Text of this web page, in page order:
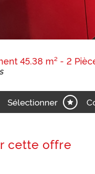
45.38 m² - 2
Sélectionner
cette offre